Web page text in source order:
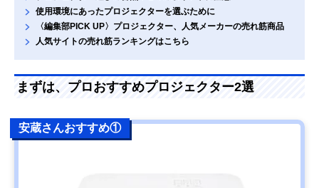
使用環境にあったプロジェクターを選ぶために
〈編集部PICK UP〉プロジェクター、人気メーカーの売れ筋商品
人気サイトの売れ筋ランキングはこちら
まずは、プロおすすめプロジェクター2選
安蔵さんおすすめ①